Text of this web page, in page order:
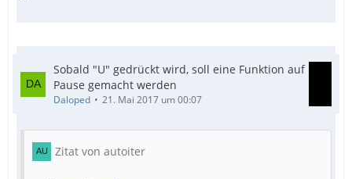
Sobald "U" gedrückt wird, soll eine Funktion auf
Pause gemacht werden
Daloped 21. Mai 2017 um 00:07
Zitat von autoiter